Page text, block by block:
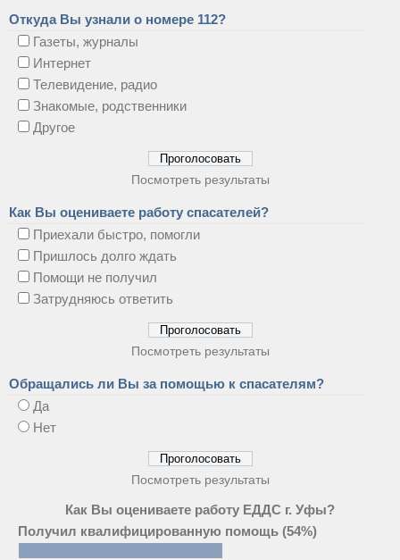
Откуда Вы узнали о номере 112?
Газеты, журналы
Интернет
Телевидение, радио
Знакомые, родственники
Другое
Посмотреть результаты
Как Вы оцениваете работу спасателей?
Приехали быстро, помогли
Пришлось долго ждать
Помощи не получил
Затрудняюсь ответить
Посмотреть результаты
Обращались ли Вы за помощью к спасателям?
Да
Нет
Посмотреть результаты
Как Вы оцениваете работу ЕДДС г. Уфы?
Получил квалифицированную помощь (54%)